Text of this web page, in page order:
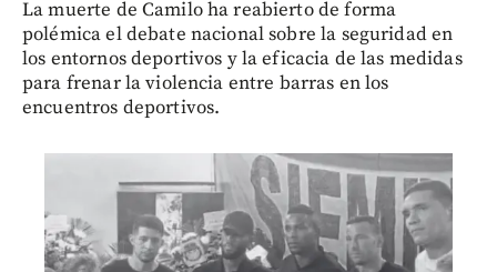
La muerte de Camilo ha reabierto de forma
polémica el debate nacional sobre la seguridad en
los entornos deportivos y la eficacia de las medidas
para frenar la violencia entre barras en los
encuentros deportivos.